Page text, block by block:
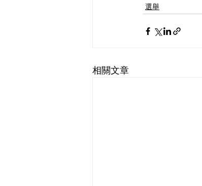
選舉
相關文章